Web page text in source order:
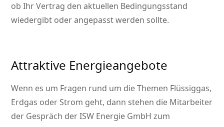
ob Ihr Vertrag den aktuellen Bedingungsstand
wiedergibt oder angepasst werden sollte.
Attraktive Energieangebote
Wenn es um Fragen rund um die Themen Flüssiggas,
Erdgas oder Strom geht, dann stehen die Mitarbeiter
der Gespräch der ISW Energie GmbH zum